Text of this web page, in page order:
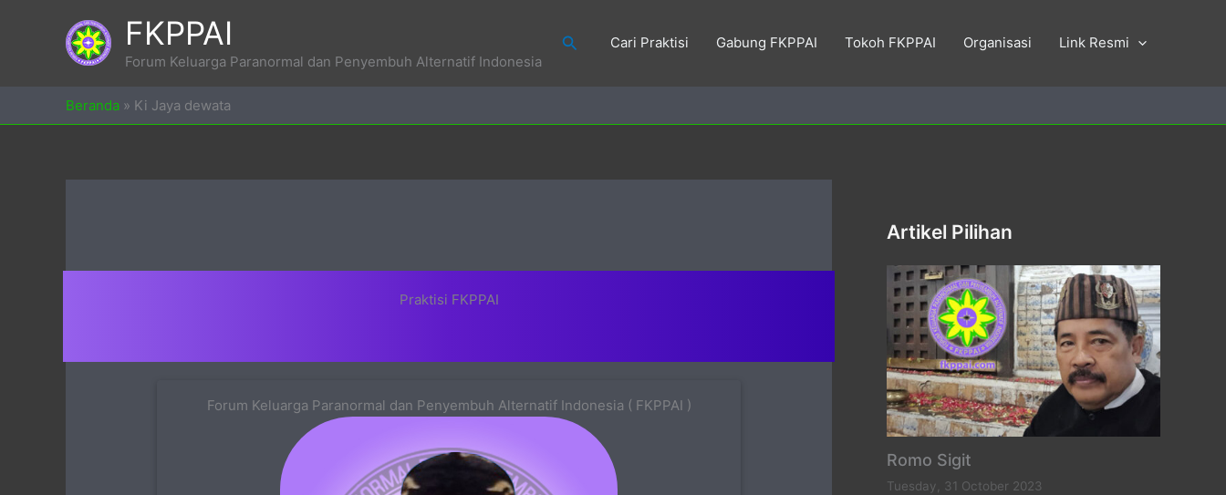
FKPPAI
Forum Keluarga Paranormal dan Penyembuh Alternatif Indonesia
SearchCari Praktisi Gabung FKPPAI Tokoh FKPPAI Organisasi Link Resmi
Beranda » Ki Jaya dewata
Praktisi FKPPAI
Forum Keluarga Paranormal dan Penyembuh Alternatif Indonesia ( FKPPAI )
Artikel Pilihan
Romo Sigit
Tuesday, 31 October 2023